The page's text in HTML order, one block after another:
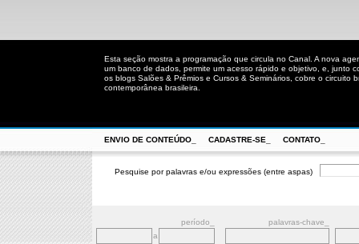
Esta seção mostra a programação que circula no Canal. A nova
um banco de dados, permite um acesso rápido e objetivo, e, junto
os blogs Salões & Prêmios e Cursos & Seminários, cobre o circuito
contemporânea brasileira.
ENVIO DE CONTEÚDO_ CADASTRE-SE_ CONTATO_
Pesquise por palavras e/ou expressões (entre aspas)
período_
palavras-chave_
a